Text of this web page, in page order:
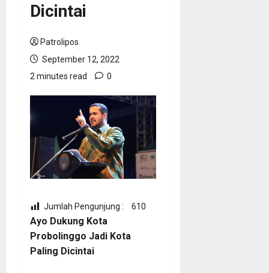
Dicintai
Patrolipos
September 12, 2022
2 minutes read
0
Jumlah Pengunjung : 610
Ayo Dukung Kota
Probolinggo Jadi Kota
Paling Dicintai